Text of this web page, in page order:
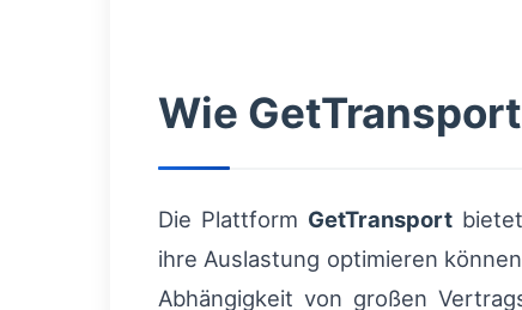
Wie
Die Plattform GetTransport
ihre Auslastung optimieren
Abhängigkeit von großen